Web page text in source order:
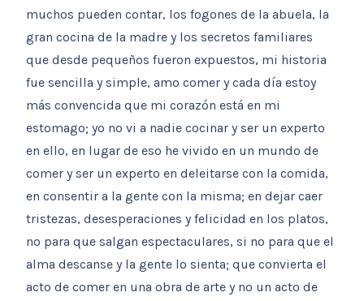
muchos pueden contar, los fogones de la abuela, la
gran cocina de la madre y los secretos familiares
que desde pequeños fueron expuestos, mi historia
fue sencilla y simple, amo comer y cada día estoy
más convencida que mi corazón está en mi
estomago; yo no vi a nadie cocinar y ser un experto
en ello, en lugar de eso he vivido en un mundo de
comer y ser un experto en deleitarse con la comida,
en consentir a la gente con la misma; en dejar caer
tristezas, desesperaciones y felicidad en los platos,
no para que salgan espectaculares, si no para que el
alma descanse y la gente lo sienta; que convierta el
acto de comer en una obra de arte y no un acto de